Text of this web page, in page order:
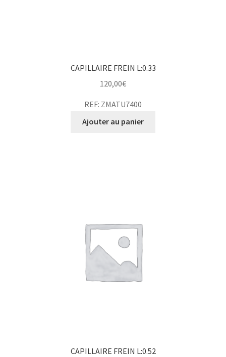
CAPILLAIRE FREIN L:0.33
120,00€
REF: ZMATU7400
Ajouter au panier
CAPILLAIRE FREIN L:0.52